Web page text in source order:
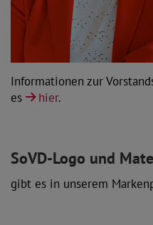
Informationen zur
es
hier.
SoVD-Logo und
gibt es in unserem